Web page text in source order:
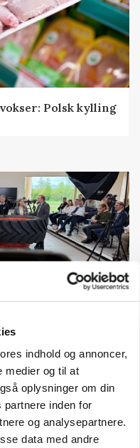
indhold og annoncer,
medier og til at
oplysninger om din
inden for
og analysepartnere.
data med andre
Polsk kylling
udfordrer